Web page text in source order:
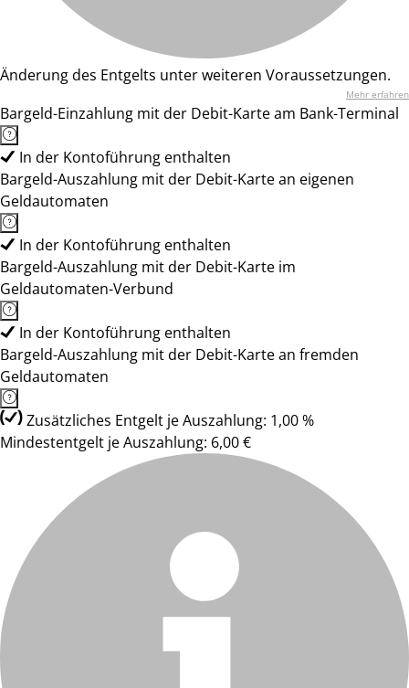
Änderung des Entgelts unter weiteren Voraussetzungen.
Mehr erfahren
Bargeld-Einzahlung mit der Debit-Karte am Bank-Terminal
In der Kontoführung enthalten
Bargeld-Auszahlung mit der Debit-Karte an eigenen
Geldautomaten
In der Kontoführung enthalten
Bargeld-Auszahlung mit der Debit-Karte im
Geldautomaten-Verbund
In der Kontoführung enthalten
Bargeld-Auszahlung mit der Debit-Karte an fremden
Geldautomaten
Zusätzliches Entgelt je Auszahlung: 1,00 %
Mindestentgelt je Auszahlung: 6,00 €